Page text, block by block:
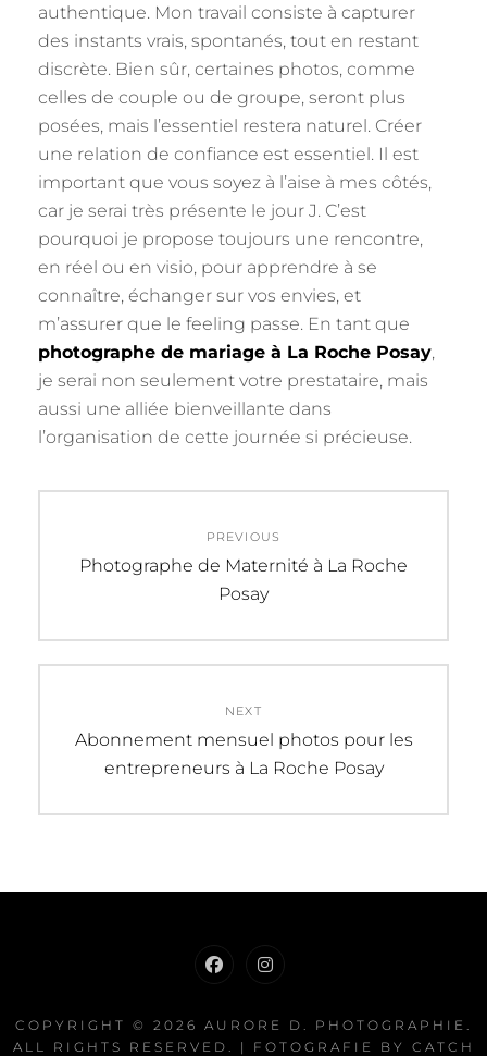
authentique. Mon travail consiste à capturer
des instants vrais, spontanés, tout en restant
discrète. Bien sûr, certaines photos, comme
celles de couple ou de groupe, seront plus
posées, mais l’essentiel restera naturel. Créer
une relation de confiance est essentiel. Il est
important que vous soyez à l’aise à mes côtés,
car je serai très présente le jour J. C’est
pourquoi je propose toujours une rencontre,
en réel ou en visio, pour apprendre à se
connaître, échanger sur vos envies, et
m’assurer que le feeling passe. En tant que
photographe de mariage à La Roche Posay,
je serai non seulement votre prestataire, mais
aussi une alliée bienveillante dans
l’organisation de cette journée si précieuse.
PREVIOUS
Previous
Photographe de Maternité à La Roche
Posay
NEXT
Next
post:
Abonnement mensuel photos pour les
entrepreneurs à La Roche Posay
COPYRIGHT © 2026 AURORE D. PHOTOGRAPHIE
ALL RIGHTS RESERVED. | FOTOGRAFIE BY CATCH